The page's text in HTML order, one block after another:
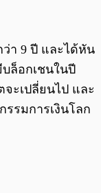
า 9 ปี และได้หัน
ล็อกเชนในปี
จะเปลี่ยนไป และ
รรมการเงินโลก